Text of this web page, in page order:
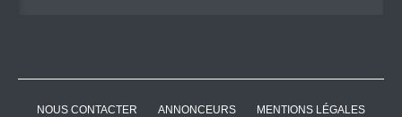
NOUS CONTACTER ANNONCEURS
MENTIONS LÉGALES